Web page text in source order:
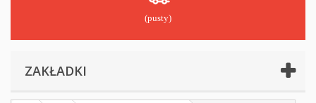
(pusty)
ZAKŁADKI